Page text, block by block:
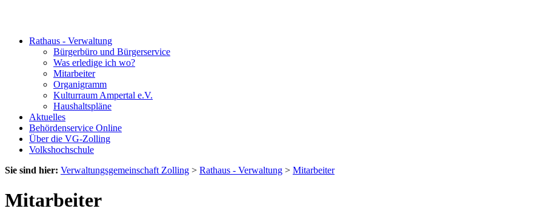
Rathaus - Verwaltung
Bürgerbüro und Bürgerservice
Was erledige ich wo?
Mitarbeiter
Organigramm
Kulturraum Ampertal e.V.
Haushaltspläne
Aktuelles
Behördenservice Online
Über die VG-Zolling
Volkshochschule
Sie sind hier: Verwaltungsgemeinschaft Zolling > Rathaus - Verwaltung > Mitarbeiter
Mitarbeiter